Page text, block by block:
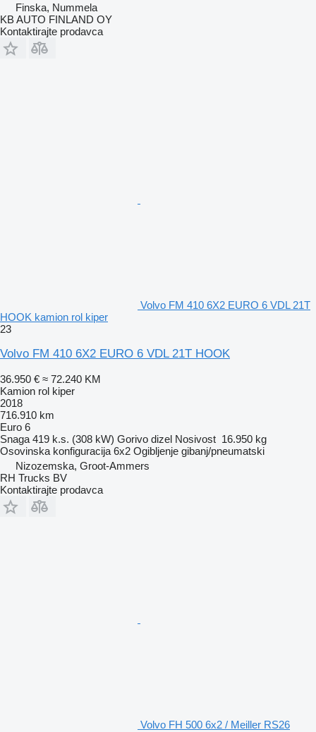
Finska, Nummela
KB AUTO FINLAND OY
Kontaktirajte prodavca
Volvo FM 410 6X2 EURO 6 VDL 21T
HOOK kamion rol kiper
23
Volvo FM 410 6X2 EURO 6 VDL 21T HOOK
36.950 € ≈ 72.240 KM
Kamion rol kiper
2018
716.910 km
Euro 6
Snaga 419 k.s. (308 kW) Gorivo dizel Nosivost 16.950 kg
Osovinska konfiguracija 6x2 Ogibljenje gibanj/pneumatski
Nizozemska, Groot-Ammers
RH Trucks BV
Kontaktirajte prodavca
Volvo FH 500 6x2 / Meiller RS26